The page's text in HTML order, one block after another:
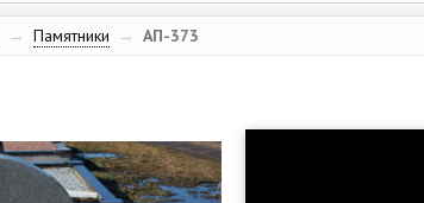
→ Памятники → АП-373